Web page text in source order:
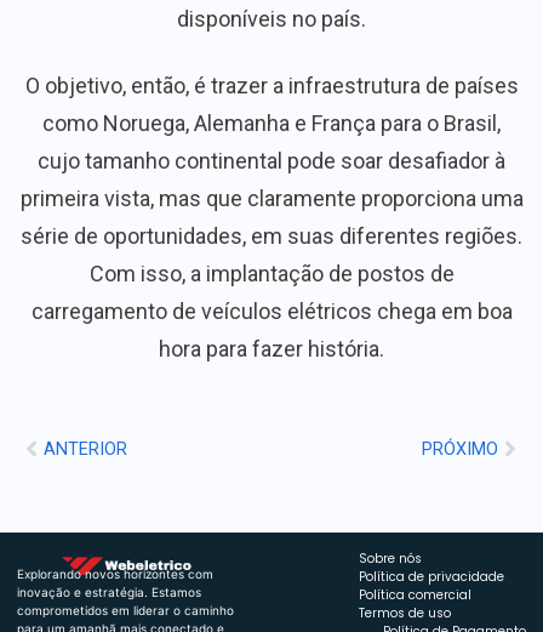
disponíveis no país.
O objetivo, então, é trazer a infraestrutura de países
como Noruega, Alemanha e França para o Brasil,
cujo tamanho continental pode soar desafiador à
primeira vista, mas que claramente proporciona uma
série de oportunidades, em suas diferentes regiões.
Com isso, a implantação de postos de
carregamento de veículos elétricos chega em boa
hora para fazer história.
ANTERIOR PRÓXIMO
Explorando novos horizontes com
inovação e estratégia. Estamos
comprometidos em liderar o caminho
para um amanhã mais conectado e
Sobre nós
Política de privacidade
Política comercial
Termos de uso